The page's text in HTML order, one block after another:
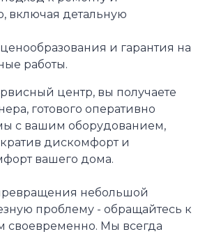
включая детальную
и гарантия на
работы.
центр, вы получаете
готового оперативно
с вашим оборудованием,
дискомфорт и
вашего дома.
небольшой
проблему - обращайтесь к
своевременно. Мы всегда